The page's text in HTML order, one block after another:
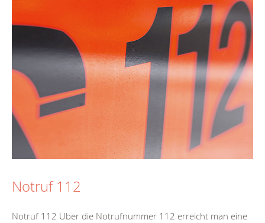
Notruf 112
Notruf 112 Über die Notrufnummer 112 erreicht man eine